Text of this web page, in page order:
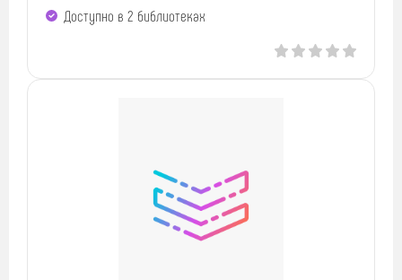
Доступно в 2 библиотеках